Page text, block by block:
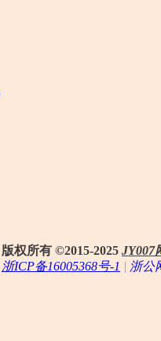
版权所有 ©2015-2025 JY007
浙ICP备16005368号-1 | 浙公